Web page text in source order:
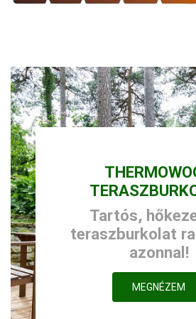
Tartós,
teraszburkolat
azonnal!
MEGNÉZEM